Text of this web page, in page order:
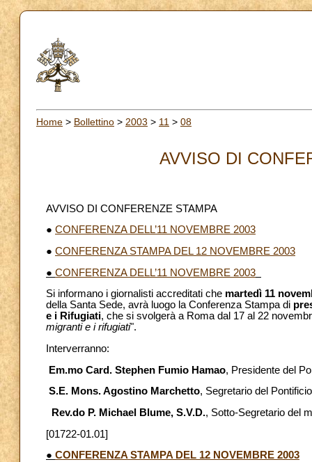
Home > Bollettino > 2003 > 11 > 08
AVVISO DI
AVVISO DI CONFERENZE STAMPA
● CONFERENZA DELL’11 NOVEMBRE 2003
● CONFERENZA STAMPA DEL 12 NOVEMBRE 2003
● CONFERENZA DELL’11 NOVEMBRE 2003
Si informano i giornalisti accreditati che martedì 11
della Santa Sede, avrà luogo la Conferenza Stampa di
e i Rifugiati, che si svolgerà a Roma dal 17 al 22
migranti e i rifugiati".
Interverranno:
Em.mo Card. Stephen Fumio Hamao, Presidente del
S.E. Mons. Agostino Marchetto, Segretario del
Rev.do P. Michael Blume, S.V.D., Sotto-Segretario del
[01722-01.01]
● CONFERENZA STAMPA DEL 12 NOVEMBRE 2003